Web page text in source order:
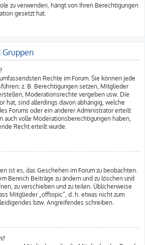
zu verwenden, hängt von Ihren Berechtigungen
gesetzt hat.
Gruppen
Rechte im Forum. Sie können jede
z. B. Berechtigungen setzen, Mitglieder
Moderationsrechte vergeben usw. Die
hat, sind allerdings davon abhängig, welche
Forums oder ein anderer Administrator erteilt
auch volle Moderationsberechtigungen haben,
Recht erteilt wurde.
ist es, das Geschehen im Forum zu beobachten.
Bereich Beiträge zu ändern und zu löschen und
zu verschieben und zu teilen. Üblicherweise
Mitglieder „offtopic“, d. h. etwas nicht zum
bzw. Angreifendes schreiben.